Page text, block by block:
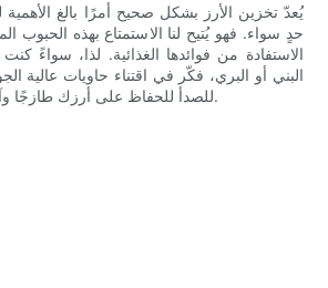
يُعدّ تخزين الأرز بشكل صحيح أمرًا بالغ
حدٍ سواء. فهو يُتيح لنا الاستمتاع بهذه الحبوب
الاستفادة من فوائدها الغذائية. لذا، سواءً
البني أو البري، فكّر في اقتناء حاويات عالية
للصدأ للحفاظ على أرزك طازجًا وآمنًا ولذيذًا لأشهر قادمة.